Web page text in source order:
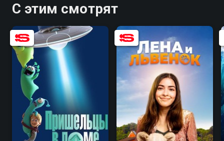
С этим смотрят